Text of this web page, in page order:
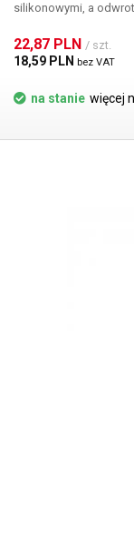
silikonowymi, a
średnicy wewnętrznej
22,87 PLN / szt.
18,59 PLN bez VAT
na stanie więcej